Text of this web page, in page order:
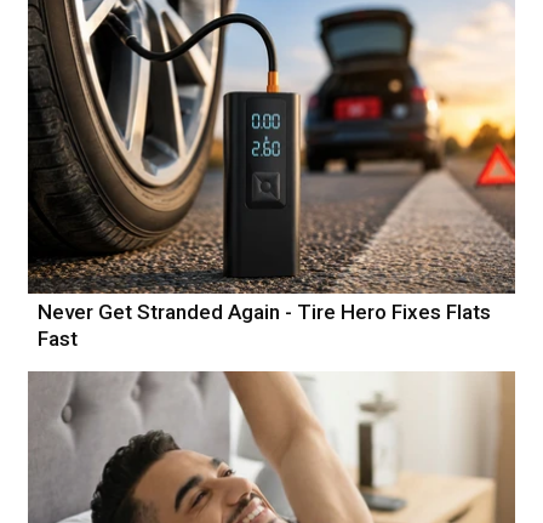
Never Get Stranded Again - Tire Hero Fixes Flats
Fast